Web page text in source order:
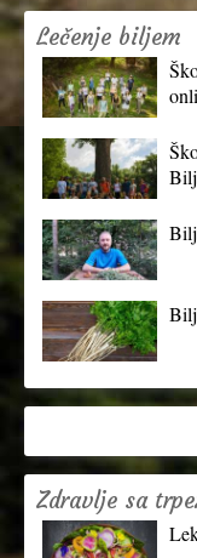
Lečenje biljem
Zdravlje sa